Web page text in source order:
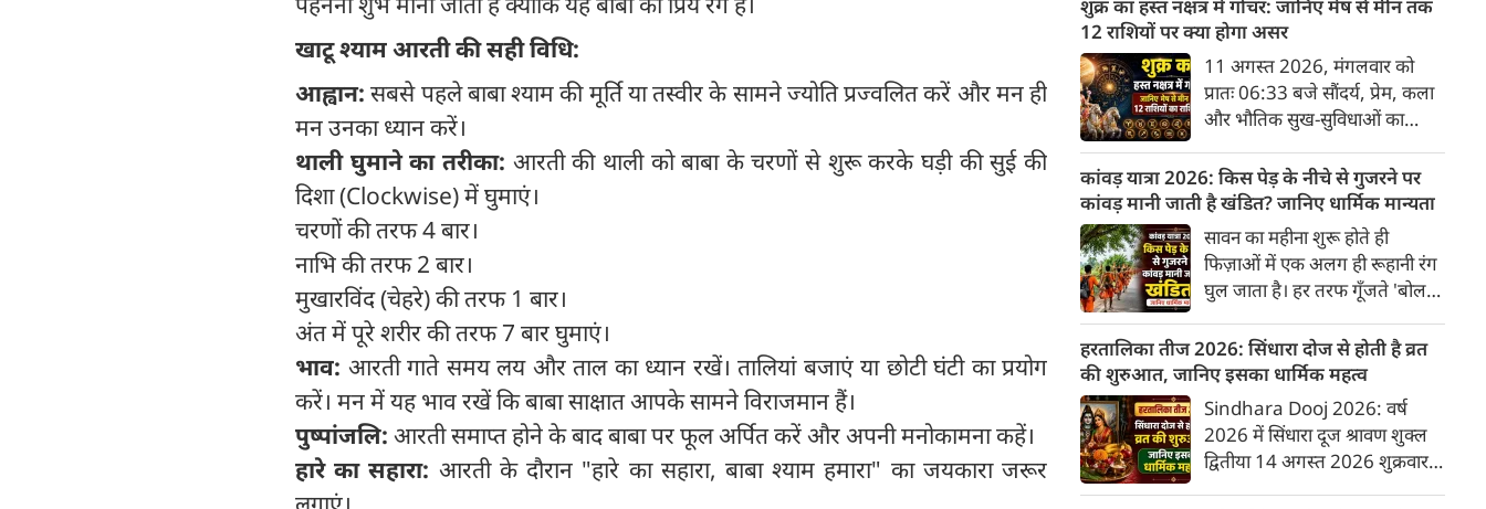
खाटू श्याम आरती की सही विधि:
आह्वान:सबसे पहले बाबा श्याम की मूर्ति या तस्वीर के सामने ज्योति प्रज्वलित करें और मन ही
मन उनका ध्यान करें।
थाली घुमाने का तरीका: आरती की थाली को बाबा के चरणों से शुरू करके घड़ी की सुई की
दिशा (Clockwise) में घुमाएं।
चरणों की तरफ 4 बार।
नाभि की तरफ 2 बार।
मुखारविंद (चेहरे) की तरफ 1 बार।
अंत में पूरे शरीर की तरफ 7 बार घुमाएं।
भाव: आरती गाते समय लय और ताल का ध्यान रखें। तालियां बजाएं या छोटी घंटी का प्रयोग
करें। मन में यह भाव रखें कि बाबा साक्षात आपके सामने विराजमान हैं।
पुष्पांजलि: आरती समाप्त होने के बाद बाबा पर फूल अर्पित करें और अपनी मनोकामना कहें।
हारे का सहारा: आरती के दौरान "हारे का सहारा, बाबा श्याम हमारा" का जयकारा जरूर
अनुसार, किसी भी शुभ कार्य को सही
मुहूर्त में करने से सफलता की
संभावना बढ़ जाती है। 'वेबदुनिया'
आपके लिए लेकर आया है 08
अगस्‍त, 2026 का विशेष पंचांग और
शुभ-अशुभ मुहूर्त।
शुक्र का हस्त नक्षत्र में गोचर: जानिए मेष से मीन तक
12 राशियों पर क्या होगा असर
11 अगस्त 2026, मंगलवार को
प्रातः 06:33 बजे सौंदर्य, प्रेम, कला
और भौतिक सुख-सुविधाओं का
के चतुर्थ पद से निकलकर हस्त नक्षत्र
के प्रथम पद में प्रवेश करेगा। हस्त
नक्षत्र के स्वामी चंद्रमा हैं, जो मन और
भावनाओं का प्रतिनिधित्व करते हैं।
सौंदर्य के कारक शुक्र का चंद्रमा के
नक्षत्र में प्रवेश सभी 12 राशियों के
जीवन में रचनात्मकता, आर्थिक
स्थिति और व्यक्तिगत संबंधों पर
गहरा प्रभाव डालेगा।
कांवड़ यात्रा 2026: किस पेड़ के नीचे से गुजरने पर
कांवड़ मानी जाती है खंडित? जानिए धार्मिक मान्यता
सावन का महीना शुरू होते ही
फिज़ाओं में एक अलग ही रूहानी रंग
घुल जाता है। हर तरफ गूँजते 'बोल
श्रद्धालुओं का सैलाब इस बात की
गवाही देता है कि कांवड़ यात्रा महज़
एक सफ़र नहीं, बल्कि महादेव के प्रति
अटूट आस्था का इम्तिहान है। मीलों
पैदल चलकर पवित्र नदियों का जल
शिव धाम तक पहुँचाना जितना कठिन
है, उतना ही कड़ा है इस यात्रा के
हरतालिका तीज 2026: सिंधारा दोज से होती है व्रत
की शुरुआत, जानिए इसका धार्मिक महत्व
Sindhara Dooj 2026: वर्ष
2026 में सिंधारा दूज श्रावण शुक्ल
द्वितीया 14 अगस्त 2026 शुक्रवार